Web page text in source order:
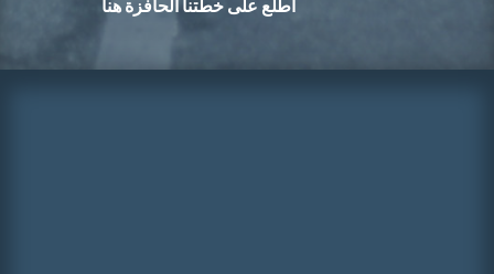
اطلع على خطتنا الحافزة هنا